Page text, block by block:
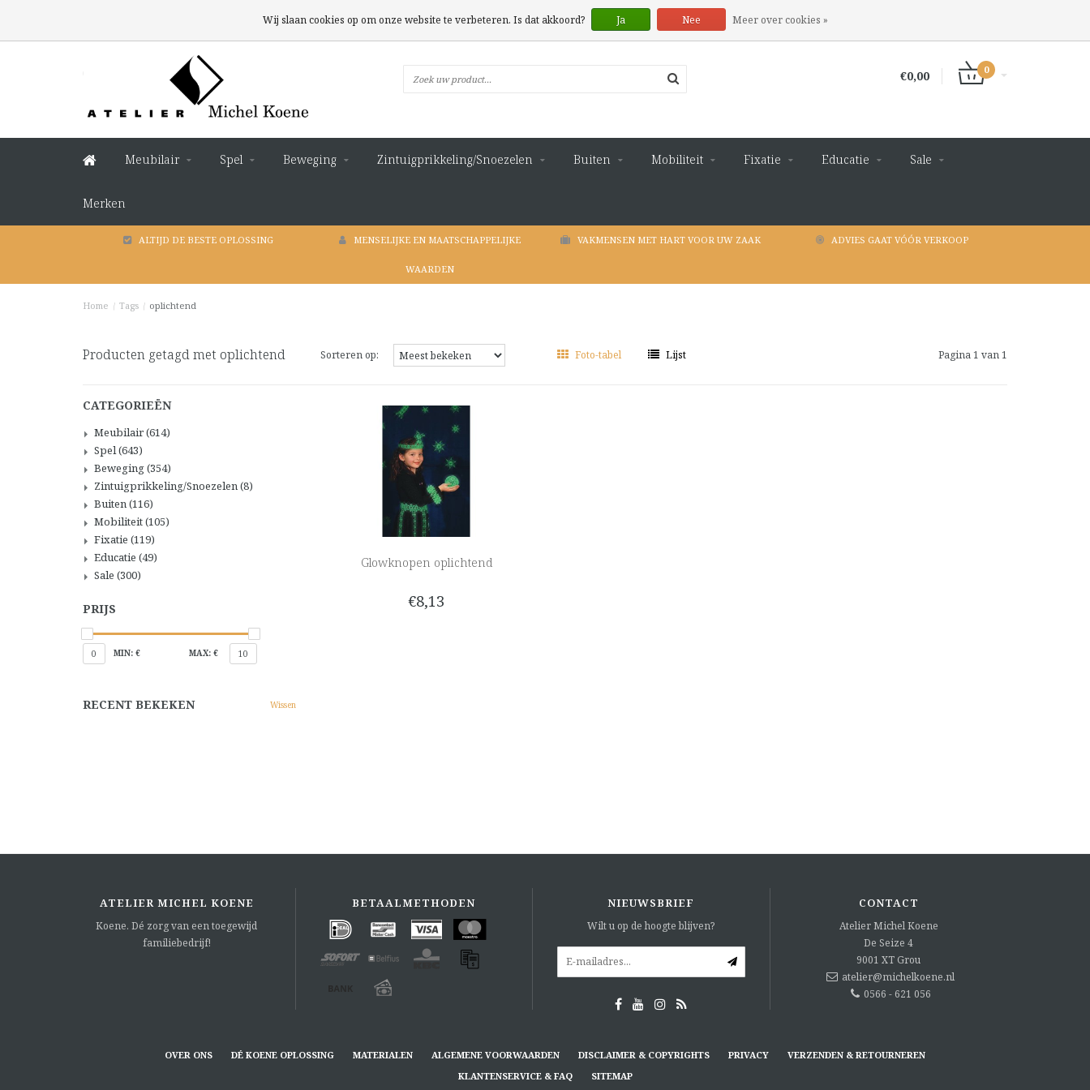
€0,00 0
Meubilair Spel Beweging Zintuigprikkeling/Snoezelen Buiten Mobiliteit Fixatie Educatie Sale
Merken
ALTIJD DE BESTE OPLOSSING MENSELIJKE EN MAATSCHAPPELIJKE
WAARDEN
VAKMENSEN MET HART VOOR UW ZAAK ADVIES GAAT VÓÓR VERKOOP
Home / Tags / oplichtend
Producten getagd met oplichtend Sorteren op: Foto-tabel Lijst Pagina 1 van 1
CATEGORIEËN
Meubilair(614)
Spel(643)
Beweging(354)
Zintuigprikkeling/Snoezelen(8)
Buiten(116)
Mobiliteit(105)
Fixatie (119)
Educatie (49)
Sale (300)
PRIJS
0 MIN: € MAX: € 10
RECENT BEKEKEN Wissen
Glowknopen oplichtend
€8,13
ATELIER MICHEL KOENE
Koene. Dé zorg van een toegewijd
familiebedrijf!
BETAALMETHODEN NIEUWSBRIEF
Wilt u op de hoogte blijven?
CONTACT
Atelier Michel Koene
De Seize 4
9001 XT Grou
atelier@michelkoene.nl
0566 - 621 056
OVER ONS DÉ KOENE OPLOSSING MATERIALEN ALGEMENE VOORWAARDEN DISCLAIMER & COPYRIGHTS PRIVACY
VERZENDEN & RETOURNEREN
KLANTENSERVICE & FAQ
SITEMAP
Wij slaan cookies op om onze website te verbeteren. Is dat akkoord? Ja Nee Meer over cookies »